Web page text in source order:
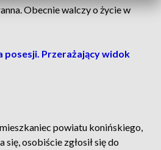
Obecnie walczy o życie w
posesji. Przerażający widok
powiatu konińskiego,
osobiście zgłosił się do